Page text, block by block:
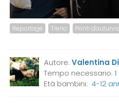
Reportage Treno Ponti
Autore: Valentina
Tempo necessario:
Età bambini: 4-12